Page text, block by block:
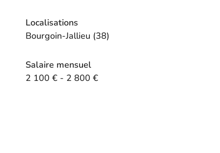
Localisations
Bourgoin-Jallieu (38)
Salaire mensuel
2 100 € - 2 800 €